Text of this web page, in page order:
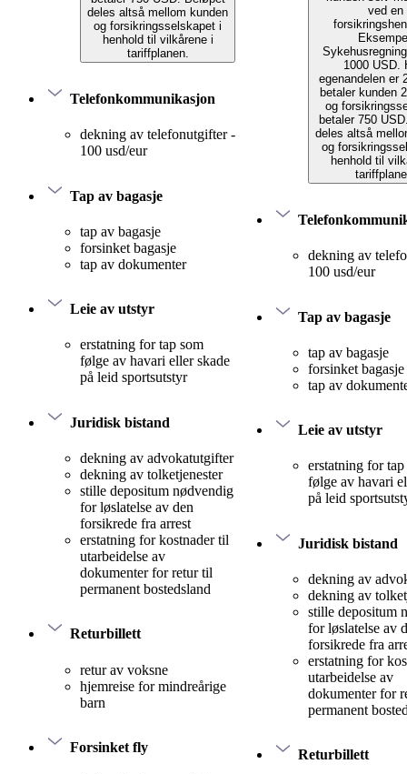
deles altså mellom kunden
og forsikringsselskapet i
henhold til vilkårene i
tariffplanen.
Telefonkommunikasjon
dekning av telefonutgifter -
100 usd/eur
Tap av bagasje
tap av bagasje
forsinket bagasje
tap av dokumenter
Leie av utstyr
erstatning for tap som
følge av havari eller skade
på leid sportsutstyr
Juridisk bistand
dekning av advokatutgifter
dekning av tolketjenester
stille depositum nødvendig
for løslatelse av den
forsikrede fra arrest
erstatning for kostnader til
utarbeidelse av
dokumenter for retur til
permanent bostedsland
Returbillett
retur av voksne
hjemreise for mindreårige
barn
Forsinket fly
ved en
1000 USD.
egenandelen er
betaler kunden
og
betaler 750
deles altså
og
henhold til
dekning av
100 usd/eur
Tap av bagasje
tap av bagasje
forsinket bagasje
tap av
Leie av utstyr
erstatning for tap
følge av havari
på leid
Juridisk bistand
dekning av
dekning av
stille depositum
for løslatelse av
forsikrede fra
erstatning for
utarbeidelse av
dokumenter for
permanent
Returbillett